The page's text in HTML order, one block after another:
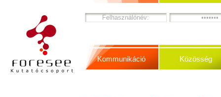
Kommunikáció Közösség